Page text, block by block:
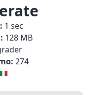
1 sec
128 MB
274